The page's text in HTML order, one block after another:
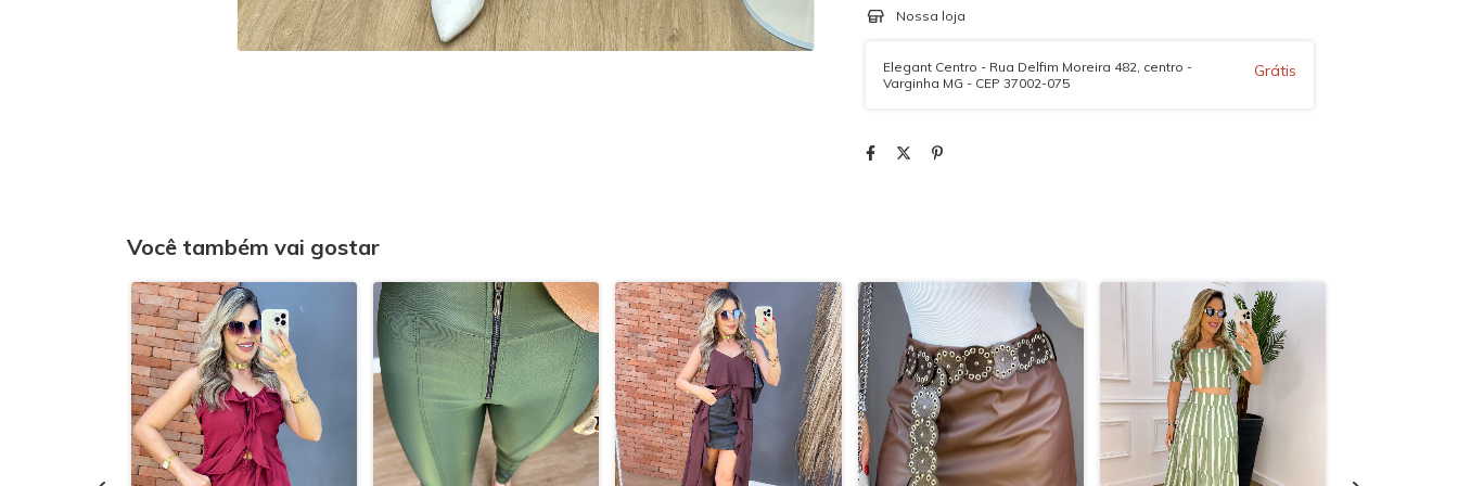
Nossa loja
Elegant Centro - Rua Delfim Moreira 482, centro -
Varginha MG - CEP 37002-075
Grátis
Você também vai gostar